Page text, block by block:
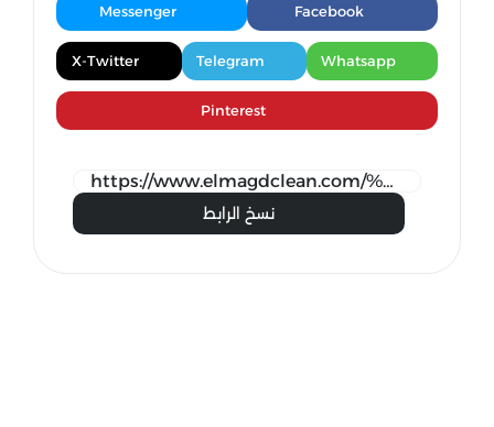
Facebook
Messenger
Whatsapp
Telegram
X-Twitter
Pinterest
نسخ الرابط